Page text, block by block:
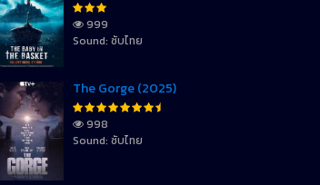
999
Sound: ซับไทย
The Gorge (2025)
998
Sound: ซับไทย